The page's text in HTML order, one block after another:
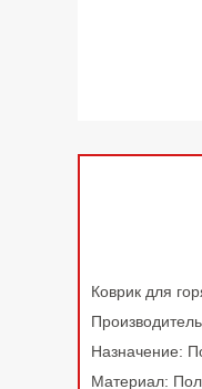
Коврик для
Назначение:
Материал: